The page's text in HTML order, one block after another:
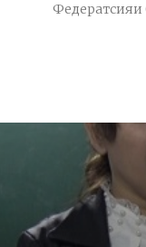
Федератсияи